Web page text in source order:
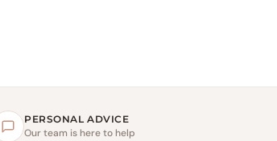
PERSONAL ADVICE
Our team is here to help